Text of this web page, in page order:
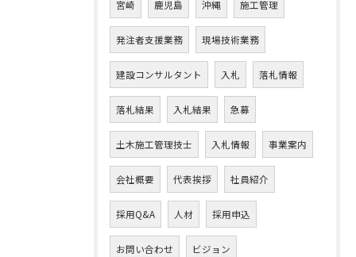
宮崎 鹿児島 沖縄 施工管理
発注者支援業務 現場技術業務
建設コンサルタント 入札 落札情報
落札結果 入札結果 急募
土木施工管理技士 入札情報 事業案内
会社概要 代表挨拶 社員紹介
採用Q&A 人材 採用申込
お問い合わせ ビジョン